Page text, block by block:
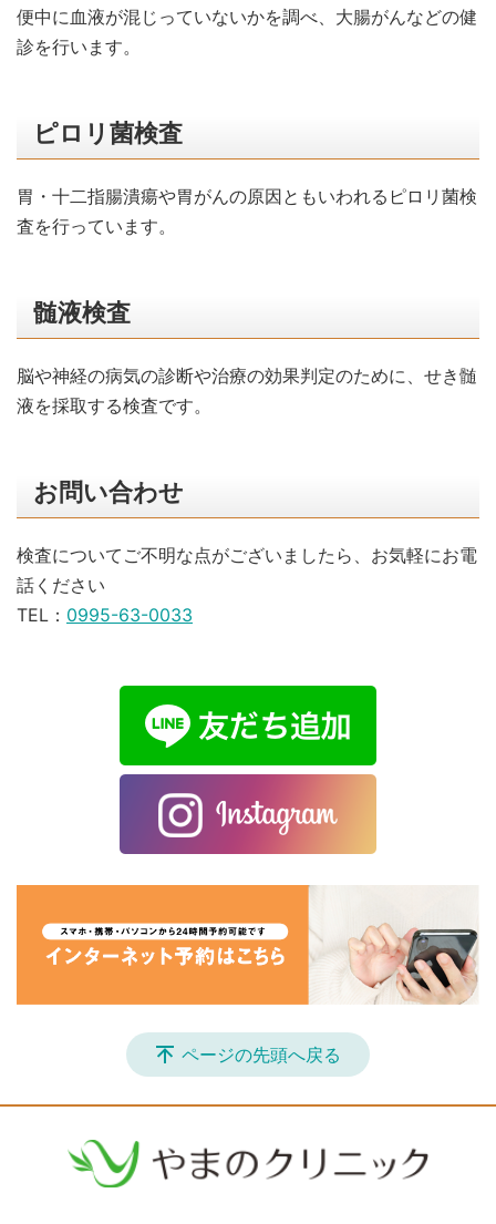
便中に血液が混じっていないかを調べ、大腸がんなどの健
診を行います。
ピロリ菌検査
胃・十二指腸潰瘍や胃がんの原因ともいわれるピロリ菌検
査を行っています。
髄液検査
脳や神経の病気の診断や治療の効果判定のために、せき髄
液を採取する検査です。
お問い合わせ
検査についてご不明な点がございましたら、お気軽にお電
話ください
TEL： 0995-63-0033
ページの先頭へ戻る